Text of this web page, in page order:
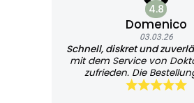
4.8
Domenico
03.03.26
Schnell, diskret und
mit dem Service von
zufrieden. Die
unkompliziert und